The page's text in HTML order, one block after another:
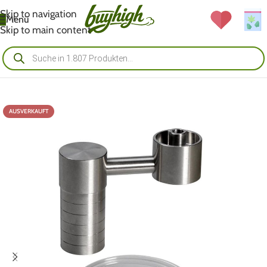
Skip to navigation
Skip to main content
Menü
AUSVERKAUFT